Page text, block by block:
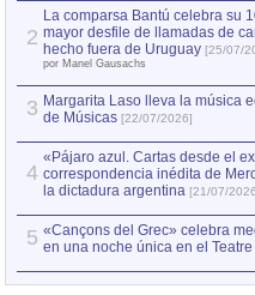
2
La comparsa Bantú celebra su
mayor desfile de llamadas de
hecho fuera de Uruguay [25/07/
por Manel Gausachs
3 Margarita Laso lleva la música
de Músicas [22/07/2026]
4
«Pájaro azul. Cartas desde el
correspondencia inédita de
la dictadura argentina [21/07/
5 «Cançons del Grec» celebra
en una noche única en el Teatre